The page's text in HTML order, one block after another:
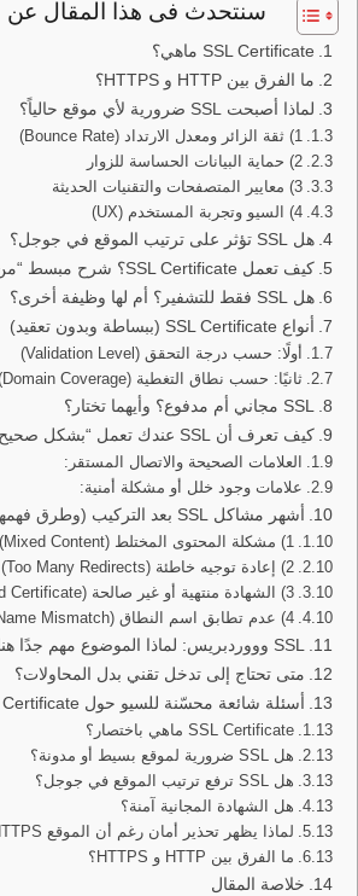
سنتحدث فى هذا المقال عن
SSL Certificate ماهي؟
ما الفرق بين HTTP و HTTPS؟
لماذا أصبحت SSL ضرورية لأي موقع حالياً؟
1) ثقة الزائر ومعدل الارتداد (Bounce Rate)
2) حماية البيانات الحساسة للزوار
3) معايير المتصفحات والتقنيات الحديثة
4) السيو وتجربة المستخدم (UX)
هل SSL تؤثر على ترتيب الموقع في جوجل؟
كيف تعمل SSL Certificate؟ شرح مبسط “من غير تعقيد”
هل SSL فقط للتشفير؟ أم لها وظيفة أخرى؟
أنواع SSL Certificate (ببساطة وبدون تعقيد)
أولًا: حسب درجة التحقق (Validation Level)
ثانيًا: حسب نطاق التغطية (Domain Coverage)
SSL مجاني أم مدفوع؟ وأيهما تختار؟
كيف تعرف أن SSL عندك تعمل “بشكل صحيح”؟
العلامات الصحيحة والاتصال المستقر:
علامات وجود خلل أو مشكلة أمنية:
أشهر مشاكل SSL بعد التركيب (وطرق فهمها)
1) مشكلة المحتوى المختلط (Mixed Content)
2) إعادة توجيه خاطئة (Too Many Redirects)
3) الشهادة منتهية أو غير صالحة (Expired Certificate)
4) عدم تطابق اسم النطاق (Name Mismatch)
SSL وووردبريس: لماذا الموضوع مهم جدًا هنا؟
متى تحتاج إلى تدخل تقني بدل المحاولات؟
أسئلة شائعة محسّنة للسيو حول SSL Certificate
SSL Certificate ماهي باختصار؟
هل SSL ضرورية لموقع بسيط أو مدونة؟
هل SSL ترفع ترتيب الموقع في جوجل؟
هل الشهادة المجانية آمنة؟
لماذا يظهر تحذير أمان رغم أن الموقع HTTPS؟
ما الفرق بين HTTP و HTTPS؟
خلاصة المقال